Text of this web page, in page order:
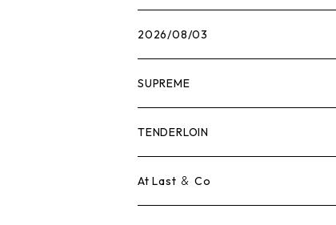
2026/08/03
SUPREME
Tシャツ
ロンTEE
TENDERLOIN
Tシャツ
At Last ＆ Co